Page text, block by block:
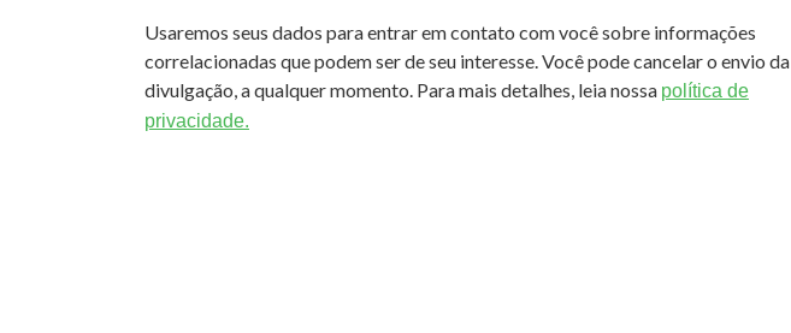
Usaremos seus dados para entrar em contato com você sobre informações
correlacionadas que podem ser de seu interesse. Você pode cancelar o envio da
divulgação, a qualquer momento. Para mais detalhes, leia nossa política de
privacidade.